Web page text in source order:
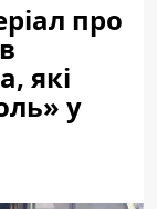
про
які
у